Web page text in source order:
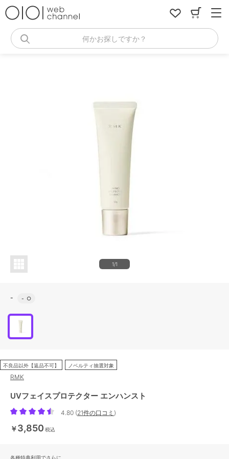
何かお探しですか？
1/1
- - ○
不良品以外【返品不可】 ノベルティ抽選対象
RMK
UVフェイスプロテクター エンハンスト
4.80 (21件の口コミ )
￥3,850 税込
各種特典利用でさらに